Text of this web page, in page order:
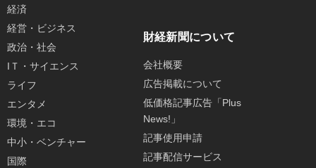
経済
経営・ビジネス
政治・社会
IＴ・サイエンス
ライフ
エンタメ
環境・エコ
中小・ベンチャー
国際
財経新聞について
会社概要
広告掲載について
低価格記事広告「Plus
News!」
記事使用申請
記事配信サービス